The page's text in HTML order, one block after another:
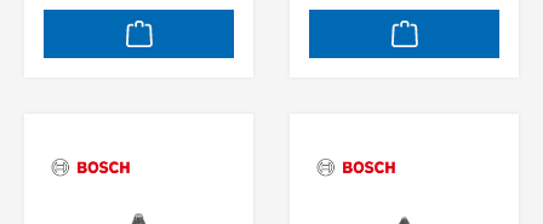
Holzspiralbohrer,
Holzleim. Das Set ist
enthält das gesamte
schnelle,
unkomplizierte
Dübelsetzer ist aus